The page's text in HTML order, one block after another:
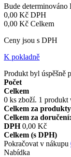
Bude determinováno
0,00 Kč DPH
0,00 Kč Celkem
Ceny jsou s DPH
K pokladně
Produkt byl úspěšně
Počet
Celkem
0 ks zboží. 1 produkt
Celkem za
Celkem za
DPH 0,00 Kč
Celkem (s DPH)
Pokračovat v nákupu
Nabídka